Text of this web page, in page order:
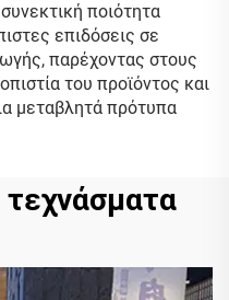
ποιότητα
επιδόσεις σε
παρέχοντας στους
του προϊόντος και
μεταβλητά πρότυπα